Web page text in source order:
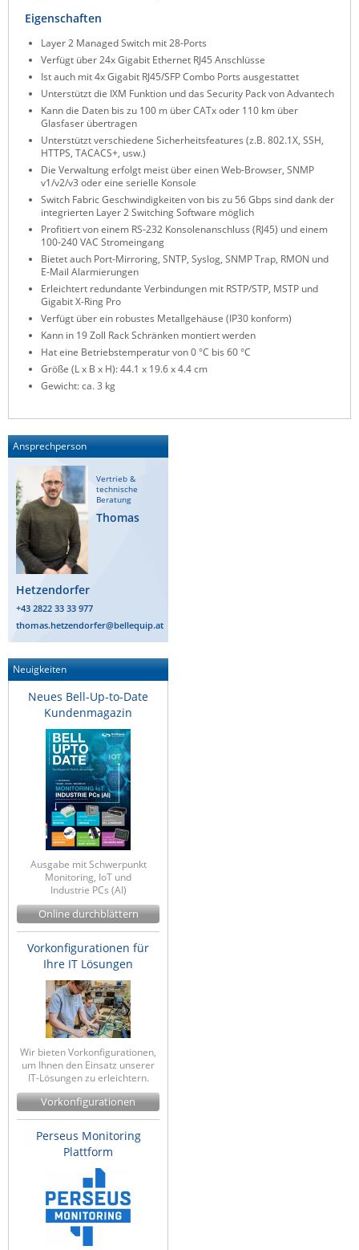
TEKTELIC
Teltonika
Unwired Networks
Vision
WATTECO
Westermo
Yuasa
ZPE Systems
News zu unseren Herstellern
Eigenschaften
Layer 2 Managed Switch mit 28-Ports
Verfügt über 24x Gigabit Ethernet RJ45 Anschlüsse
Ist auch mit 4x Gigabit RJ45/SFP Combo Ports ausgestattet
Unterstützt die IXM Funktion und das Security Pack von Advantech
Kann die Daten bis zu 100 m über CATx oder 110 km über
Glasfaser übertragen
Unterstützt verschiedene Sicherheitsfeatures (z.B. 802.1X, SSH,
HTTPS, TACACS+, usw.)
Die Verwaltung erfolgt meist über einen Web-Browser, SNMP
v1/v2/v3 oder eine serielle Konsole
Switch Fabric Geschwindigkeiten von bis zu 56 Gbps sind dank der
integrierten Layer 2 Switching Software möglich
Profitiert von einem RS-232 Konsolenanschluss (RJ45) und einem
100-240 VAC Stromeingang
Bietet auch Port-Mirroring, SNTP, Syslog, SNMP Trap, RMON und
E-Mail Alarmierungen
Erleichtert redundante Verbindungen mit RSTP/STP, MSTP und
Gigabit X-Ring Pro
Verfügt über ein robustes Metallgehäuse (IP30 konform)
Kann in 19 Zoll Rack Schränken montiert werden
Hat eine Betriebstemperatur von 0 °C bis 60 °C
Größe (L x B x H): 44.1 x 19.6 x 4.4 cm
Gewicht: ca. 3 kg
Ansprechperson
Vertrieb &
technische
Beratung
Thomas
Hetzendorfer
+43 2822 33 33 977
thomas.hetzendorfer@bellequip.at
Neuigkeiten
Neues Bell-Up-to-Date
Kundenmagazin
Ausgabe mit Schwerpunkt
Monitoring, IoT und
Industrie PCs (AI)
Online durchblättern
Vorkonfigurationen für
Ihre IT Lösungen
Wir bieten Vorkonfigurationen,
um Ihnen den Einsatz unserer
IT-Lösungen zu erleichtern.
Vorkonfigurationen
Perseus Monitoring
Plattform